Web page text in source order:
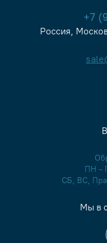
+7
Россия,
ПН -
СБ, ВС,
Мы в